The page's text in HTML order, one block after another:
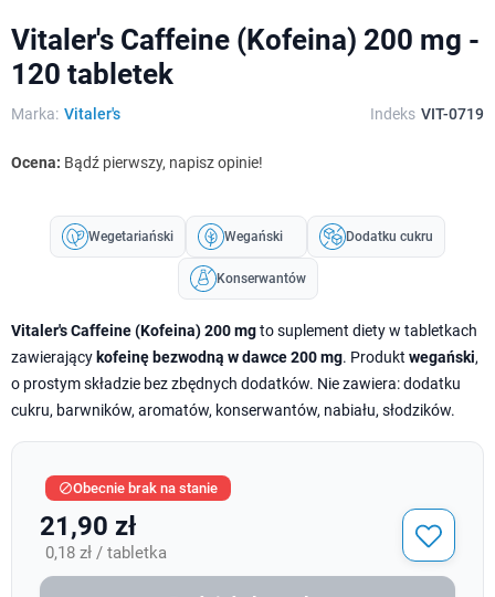
Vitaler's Caffeine (Kofeina) 200 mg -
120 tabletek
Marka: Vitaler's Indeks VIT-0719
Ocena: Bądź pierwszy, napisz opinie!
Wegetariański Wegański Dodatku cukru
Konserwantów
Vitaler's Caffeine (Kofeina) 200 mgto suplement diety w tabletkach
zawierający kofeinę bezwodną w dawce 200 mg. Produkt wegański,
o prostym składzie bez zbędnych dodatków. Nie zawiera: dodatku
cukru, barwników, aromatów, konserwantów, nabiału, słodzików.
Obecnie brak na stanie
21,90 zł
0,18 zł / tabletka